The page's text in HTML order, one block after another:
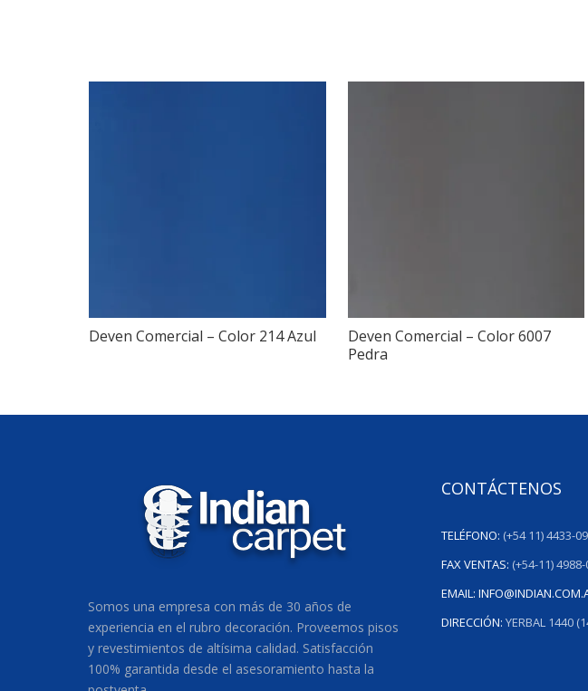
Deven Comercial – Color 214 Azul
Deven Comercial – Color 6007
Pedra
Somos una empresa con más de 30 años de
experiencia en el rubro decoración. Proveemos pisos
y revestimientos de altísima calidad. Satisfacción
100% garantida desde el asesoramiento hasta la
CONTÁCTENOS
TELÉFONO: (+54 11) 4433-
FAX VENTAS: (+54-11)
EMAIL:
DIRECCIÓN: YERBAL 1440